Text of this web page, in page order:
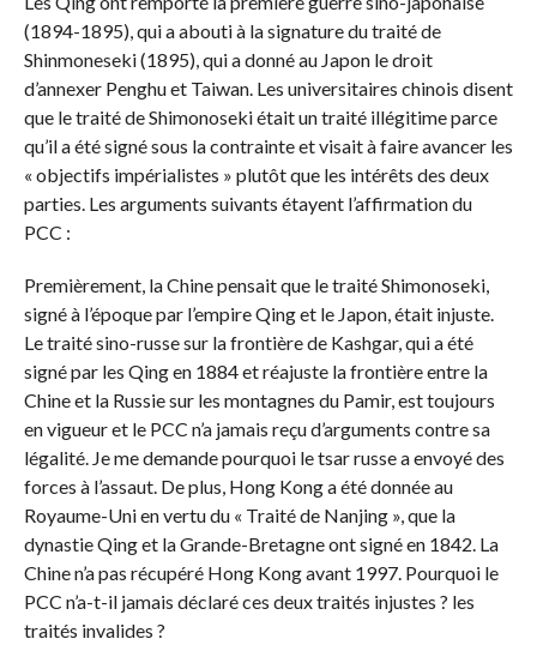
(1894-1895), qui a abouti à la signature du traité de
Shinmoneseki (1895), qui a donné au Japon le droit
d’annexer Penghu et Taiwan. Les universitaires chinois disent
que le traité de Shimonoseki était un traité illégitime parce
qu’il a été signé sous la contrainte et visait à faire avancer les
« objectifs impérialistes » plutôt que les intérêts des deux
parties. Les arguments suivants étayent l’affirmation du
PCC :
Premièrement, la Chine pensait que le traité Shimonoseki,
signé à l’époque par l’empire Qing et le Japon, était injuste.
Le traité sino-russe sur la frontière de Kashgar, qui a été
signé par les Qing en 1884 et réajuste la frontière entre la
Chine et la Russie sur les montagnes du Pamir, est toujours
en vigueur et le PCC n’a jamais reçu d’arguments contre sa
légalité. Je me demande pourquoi le tsar russe a envoyé des
forces à l’assaut. De plus, Hong Kong a été donnée au
Royaume-Uni en vertu du « Traité de Nanjing », que la
dynastie Qing et la Grande-Bretagne ont signé en 1842. La
Chine n’a pas récupéré Hong Kong avant 1997. Pourquoi le
PCC n’a-t-il jamais déclaré ces deux traités injustes ? les
traités invalides ?